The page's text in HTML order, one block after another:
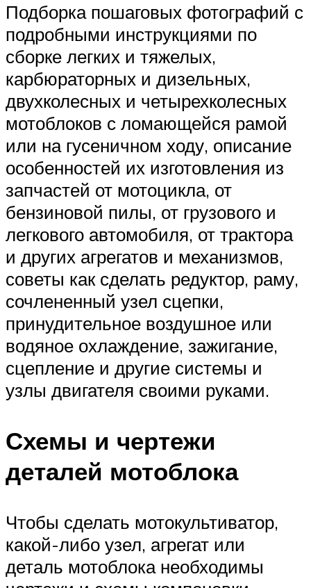
Подборка пошаговых фотографий с
подробными инструкциями по
сборке легких и тяжелых,
карбюраторных и дизельных,
двухколесных и четырехколесных
мотоблоков с ломающейся рамой
или на гусеничном ходу, описание
особенностей их изготовления из
запчастей от мотоцикла, от
бензиновой пилы, от грузового и
легкового автомобиля, от трактора
и других агрегатов и механизмов,
советы как сделать редуктор, раму,
сочлененный узел сцепки,
принудительное воздушное или
водяное охлаждение, зажигание,
сцепление и другие системы и
узлы двигателя своими руками.
Схемы и чертежи
деталей мотоблока
Чтобы сделать мотокультиватор,
какой-либо узел, агрегат или
деталь мотоблока необходимы